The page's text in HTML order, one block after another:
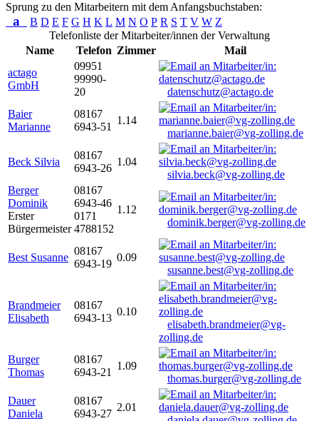
Sprung zu den Mitarbeitern mit dem Anfangsbuchstaben:
a B D E F G H K L M N O P R S T V W Z
Telefonliste der Mitarbeiter/innen der Verwaltung
Name
Telefon Zimmer
Mail
actago
GmbH
09951
99990-
20
datenschutz@actago.de
Baier
Marianne
08167
6943-51
1.14
marianne.baier@vg-zolling.de
Beck Silvia
08167
6943-26
1.04
silvia.beck@vg-zolling.de
Berger
Dominik
Erster
Bürgermeister
08167
6943-46
0171
4788152
1.12
dominik.berger@vg-zolling.de
Best Susanne
08167
6943-19
0.09
susanne.best@vg-zolling.de
Brandmeier
Elisabeth
08167
6943-13
0.10
elisabeth.brandmeier@vg-
zolling.de
Burger
Thomas
08167
6943-21
1.09
thomas.burger@vg-zolling.de
Dauer
Daniela
08167
6943-27
2.01